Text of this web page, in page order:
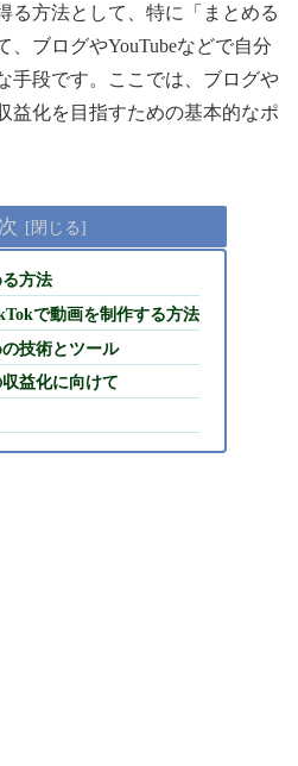
る方法として、特に「まとめる
、ブログやYouTubeなどで自分
手段です。ここでは、ブログや
益化を目指すための基本的なポ
方法
で動画を制作する方法
技術とツール
益化に向けて